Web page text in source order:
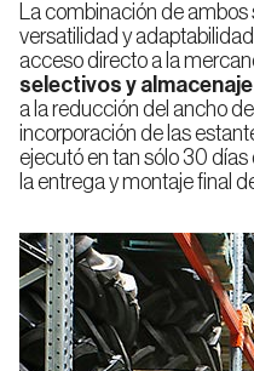
Estanterías
de
Bases
Móviles
Estanterías
Estanterías
Push-
Back
(LIFO)
La combinación de
versatilidad y
acceso directo a la
selectivos y
a la reducción del ancho
incorporación de las
ejecutó en tan sólo 30
la entrega y montaje final